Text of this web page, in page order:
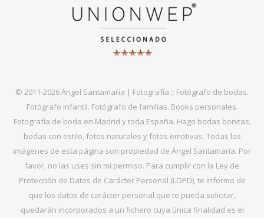
© 2011-2026 Ángel Santamaría | Fotografía :: Fotógrafo de bodas.
Fotógrafo infantil. Fotógrafo de familias. Books personales.
Fotografía de boda en Madrid y toda España. Hago bodas bonitas,
bodas con estilo, fotos naturales y fotos emotivas. Todas las
imágenes de esta página son propiedad de Ángel Santamaría. Por
favor, no las uses sin mi permiso. Para cumplir con la Ley de
Protección de Datos de Carácter Personal (LOPD), te informo de
que los datos de carácter personal que te pueda solicitar,
quedarán incorporados a un fichero cuya única finalidad es el